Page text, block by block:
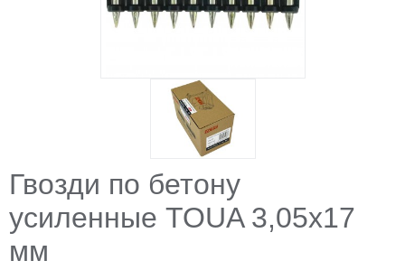
Гвозди по бетону
усиленные TOUA 3,05х17
мм